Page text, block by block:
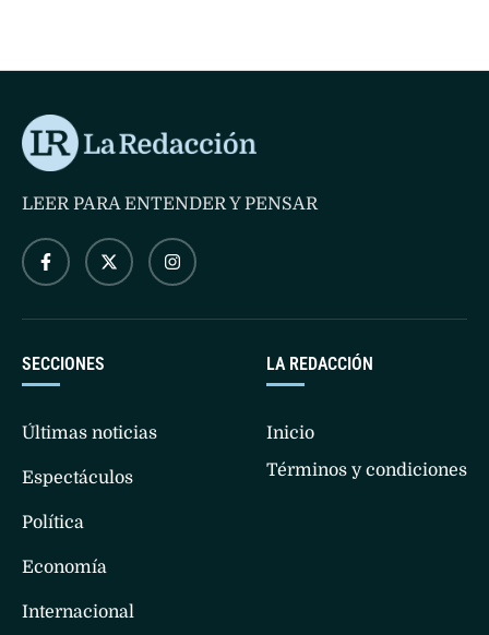
LA REDACCIÓN
Inicio
Términos y condiciones
SECCIONES
Últimas noticias
Espectáculos
Política
Economía
Internacional
LEER PARA ENTENDER Y PENSAR